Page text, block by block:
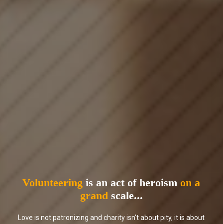
Volunteeringis an act of heroism on a
grand scale...
Love is not patronizing and charity isn't about pity, it is about